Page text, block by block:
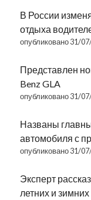
В России
отдыха
опубликовано 31/
Представлен
Benz GLA
опубликовано 31/
Названы
автомобиля с
опубликовано 31/
Эксперт
летних и